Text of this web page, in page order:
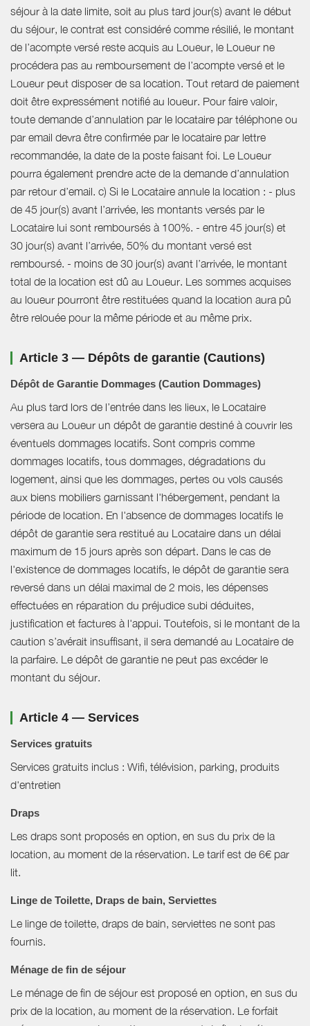
séjour à la date limite, soit au plus tard jour(s) avant le début
du séjour, le contrat est considéré comme résilié, le montant
de l’acompte versé reste acquis au Loueur, le Loueur ne
procédera pas au remboursement de l’acompte versé et le
Loueur peut disposer de sa location. Tout retard de paiement
doit être expressément notifié au loueur. Pour faire valoir,
toute demande d’annulation par le locataire par téléphone ou
par email devra être confirmée par le locataire par lettre
recommandée, la date de la poste faisant foi. Le Loueur
pourra également prendre acte de la demande d’annulation
par retour d’email. c) Si le Locataire annule la location : - plus
de 45 jour(s) avant l’arrivée, les montants versés par le
Locataire lui sont remboursés à 100%. - entre 45 jour(s) et
30 jour(s) avant l’arrivée, 50% du montant versé est
remboursé. - moins de 30 jour(s) avant l’arrivée, le montant
total de la location est dû au Loueur. Les sommes acquises
au loueur pourront être restituées quand la location aura pû
être relouée pour la même période et au même prix.
Article 3 — Dépôts de garantie (Cautions)
Dépôt de Garantie Dommages (Caution Dommages)
Au plus tard lors de l’entrée dans les lieux, le Locataire
versera au Loueur un dépôt de garantie destiné à couvrir les
éventuels dommages locatifs. Sont compris comme
dommages locatifs, tous dommages, dégradations du
logement, ainsi que les dommages, pertes ou vols causés
aux biens mobiliers garnissant l'hébergement, pendant la
période de location. En l'absence de dommages locatifs le
dépôt de garantie sera restitué au Locataire dans un délai
maximum de 15 jours après son départ. Dans le cas de
l'existence de dommages locatifs, le dépôt de garantie sera
reversé dans un délai maximal de 2 mois, les dépenses
effectuées en réparation du préjudice subi déduites,
justification et factures à l'appui. Toutefois, si le montant de la
caution s’avérait insuffisant, il sera demandé au Locataire de
la parfaire. Le dépôt de garantie ne peut pas excéder le
montant du séjour.
Article 4 — Services
Services gratuits
Services gratuits inclus : Wifi, télévision, parking, produits
d'entretien
Draps
Les draps sont proposés en option, en sus du prix de la
location, au moment de la réservation. Le tarif est de 6€ par
lit.
Linge de Toilette, Draps de bain, Serviettes
Le linge de toilette, draps de bain, serviettes ne sont pas
fournis.
Ménage de fin de séjour
Le ménage de fin de séjour est proposé en option, en sus du
prix de la location, au moment de la réservation. Le forfait